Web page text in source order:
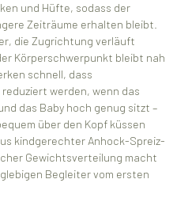
und Hüfte, sodass der
Zeiträume erhalten bleibt.
die Zugrichtung verläuft
Körperschwerpunkt bleibt nah
schnell, dass
werden, wenn das
das Baby hoch genug sitzt –
über den Kopf küssen
kindgerechter Anhock-Spreiz-
Gewichtsverteilung macht
Begleiter vom ersten